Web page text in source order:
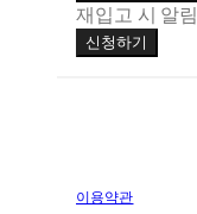
재입고 시 알림
신청하기
이용약관